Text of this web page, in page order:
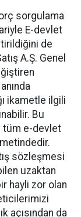
sorgulama
E-devlet
de
A.Ş. Genel
ikametle ilgili
Bu
tüm e-devlet
sözleşmesi
uzaktan
hayli zor olan
açısından da